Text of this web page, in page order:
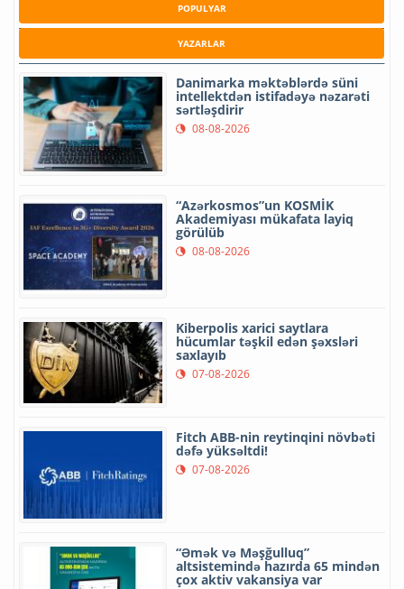
POPULYAR
YAZARLAR
Danimarka məktəblərdə süni
intellektdən istifadəyə nəzarəti
sərtləşdirir
08-08-2026
“Azərkosmos”un KOSMİK
Akademiyası mükafata layiq
görülüb
08-08-2026
Kiberpolis xarici saytlara
hücumlar təşkil edən şəxsləri
saxlayıb
07-08-2026
Fitch ABB-nin reytinqini növbəti
dəfə yüksəltdi!
07-08-2026
“Əmək və Məşğulluq”
altsistemində hazırda 65 mindən
çox aktiv vakansiya var